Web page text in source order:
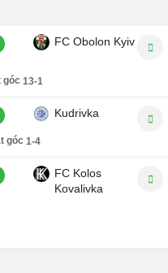
FC Obolon Kyiv
13-1
Kudrivka
1-4
FC Kolos
Kovalivka